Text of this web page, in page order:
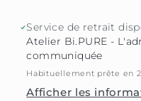
WC
Naturel
Citron
750ml
WC
750ml
Service de retrait
Atelier Bi.PURE -
communiquée
Habituellement prête en
Afficher les